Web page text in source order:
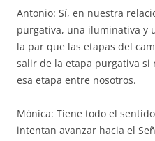
Antonio: Sí, en nuestra
purgativa, una iluminativa y
la par que las etapas del
salir de la etapa purgativa si
esa etapa entre nosotros.
Mónica: Tiene todo el
intentan avanzar hacia el